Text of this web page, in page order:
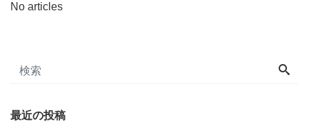
No articles
最近の投稿